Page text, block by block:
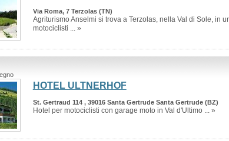
Via Roma, 7 Terzolas (TN)
Agriturismo Anselmi si trova a Terzolas, nella Val di Sole, in
motociclisti ... »
HOTEL ULTNERHOF
St. Gertraud 114 , 39016 Santa Gertrude Santa Gertrude (BZ)
Hotel per motociclisti con garage moto in Val d'Ultimo ... »